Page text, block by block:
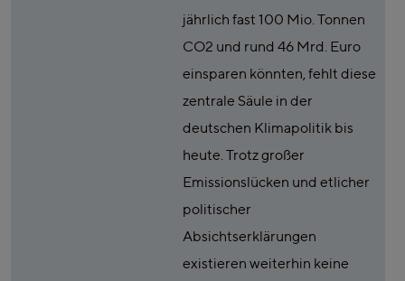
jährlich fast 100 Mio. Tonnen
CO2 und rund 46 Mrd. Euro
einsparen könnten, fehlt diese
zentrale Säule in der
deutschen Klimapolitik bis
heute. Trotz großer
Emissionslücken und etlicher
politischer
Absichtserklärungen
existieren weiterhin keine